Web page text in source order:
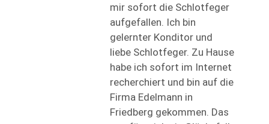
mir sofort die Schlotfeger
aufgefallen. Ich bin
gelernter Konditor und
liebe Schlotfeger. Zu Hause
habe ich sofort im Internet
recherchiert und bin auf die
Firma Edelmann in
Friedberg gekommen. Das